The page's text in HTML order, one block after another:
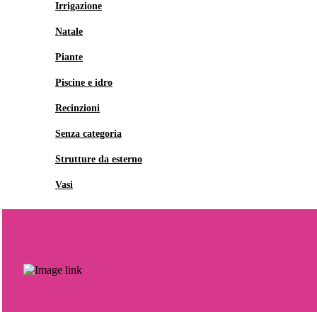
Irrigazione
Natale
Piante
Piscine e idro
Recinzioni
Senza categoria
Strutture da esterno
Vasi